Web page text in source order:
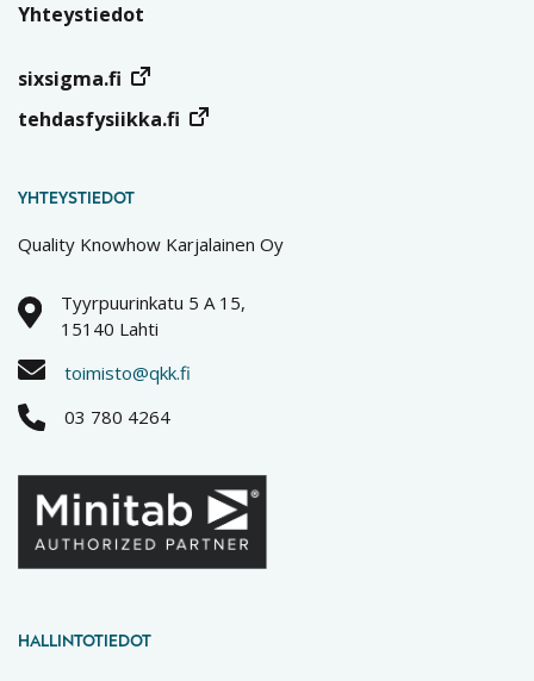
Yhteystiedot
sixsigma.fi
tehdasfysiikka.fi
YHTEYSTIEDOT
Quality Knowhow Karjalainen Oy
Tyyrpuurinkatu 5 A 15,
15140 Lahti
toimisto@qkk.fi
03 780 4264
HALLINTOTIEDOT